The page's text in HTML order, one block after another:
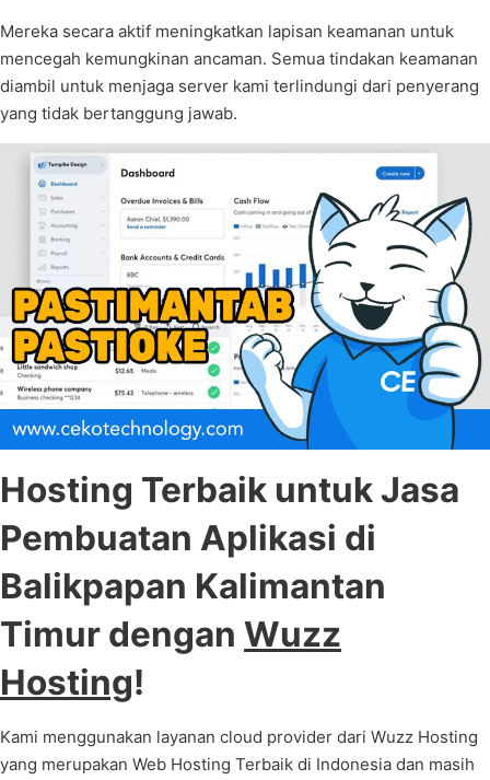
Mereka secara aktif meningkatkan lapisan keamanan untuk
mencegah kemungkinan ancaman. Semua tindakan keamanan
diambil untuk menjaga server kami terlindungi dari penyerang
yang tidak bertanggung jawab.
Hosting Terbaik untuk Jasa
Pembuatan Aplikasi di
Balikpapan Kalimantan
Timur dengan Wuzz
Hosting!
Kami menggunakan layanan cloud provider dari Wuzz Hosting
yang merupakan Web Hosting Terbaik di Indonesia dan masih